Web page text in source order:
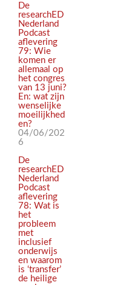
De
researchED
Nederland
Podcast
aflevering
79: Wie
komen er
allemaal op
het congres
van 13 juni?
En: wat zijn
wenselijke
moeilijkhed
en?
04/06/202
6
De
researchED
Nederland
Podcast
aflevering
78: Wat is
het
probleem
met
inclusief
onderwijs
en waarom
is ‘transfer’
de heilige